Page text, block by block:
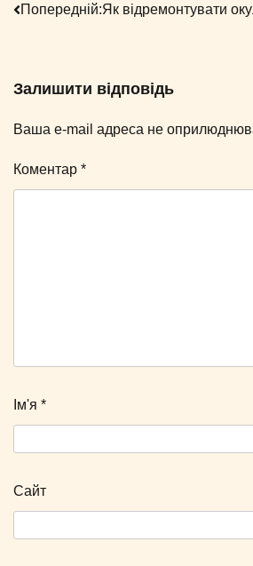
Навігація
Попередній:Як відремонтувати
Залишити відповідь
Ваша e-mail адреса не
Коментар *
Ім'я *
Сайт